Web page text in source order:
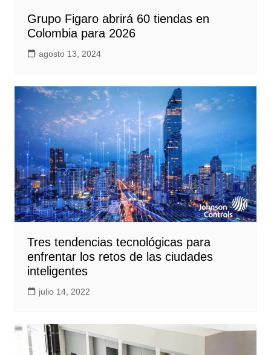
Grupo Figaro abrirá 60 tiendas en
Colombia para 2026
agosto 13, 2024
Tres tendencias tecnológicas para
enfrentar los retos de las ciudades
inteligentes
julio 14, 2022